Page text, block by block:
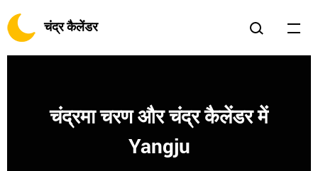
चंद्र कैलेंडर
चंद्रमा चरण और चंद्र कैलेंडर में
Yangju